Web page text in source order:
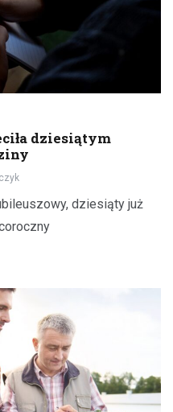
dziesiątym
dziesiąty już